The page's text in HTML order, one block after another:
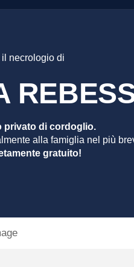
necrologio di
privato di cordoglio.
alla famiglia nel più
gratuito!